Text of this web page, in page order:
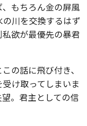
もちろん金の屏風
川を交換するはず
欲が最優先の暴君
の話に飛び付き、
け取ってしまいま
。君主としての信